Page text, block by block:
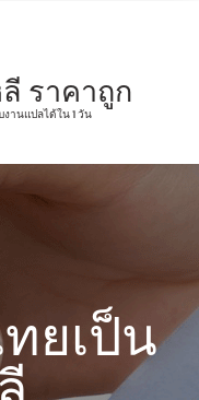
ราคาถูก
านแปลได้ใน 1 วัน
ยเป็น